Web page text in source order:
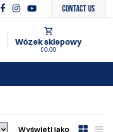
Contact Us
Wózek sklepowy
€0.00
Wyświetl jako